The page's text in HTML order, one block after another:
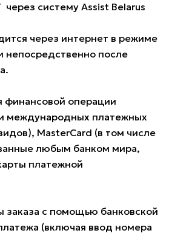
систему Assist Belarus
через интернет в режиме
непосредственно после
финансовой операции
международных платежных
MasterCard (в том числе
любым банком мира,
платежной
заказа с помощью банковской
(включая ввод номера